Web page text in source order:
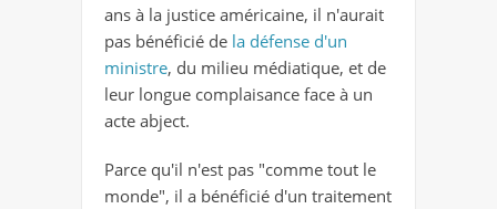
ans à la justice américaine, il n'aurait
pas bénéficié de la défense d'un
ministre, du milieu médiatique, et de
leur longue complaisance face à un
acte abject.
Parce qu'il n'est pas "comme tout le
monde", il a bénéficié d'un traitement